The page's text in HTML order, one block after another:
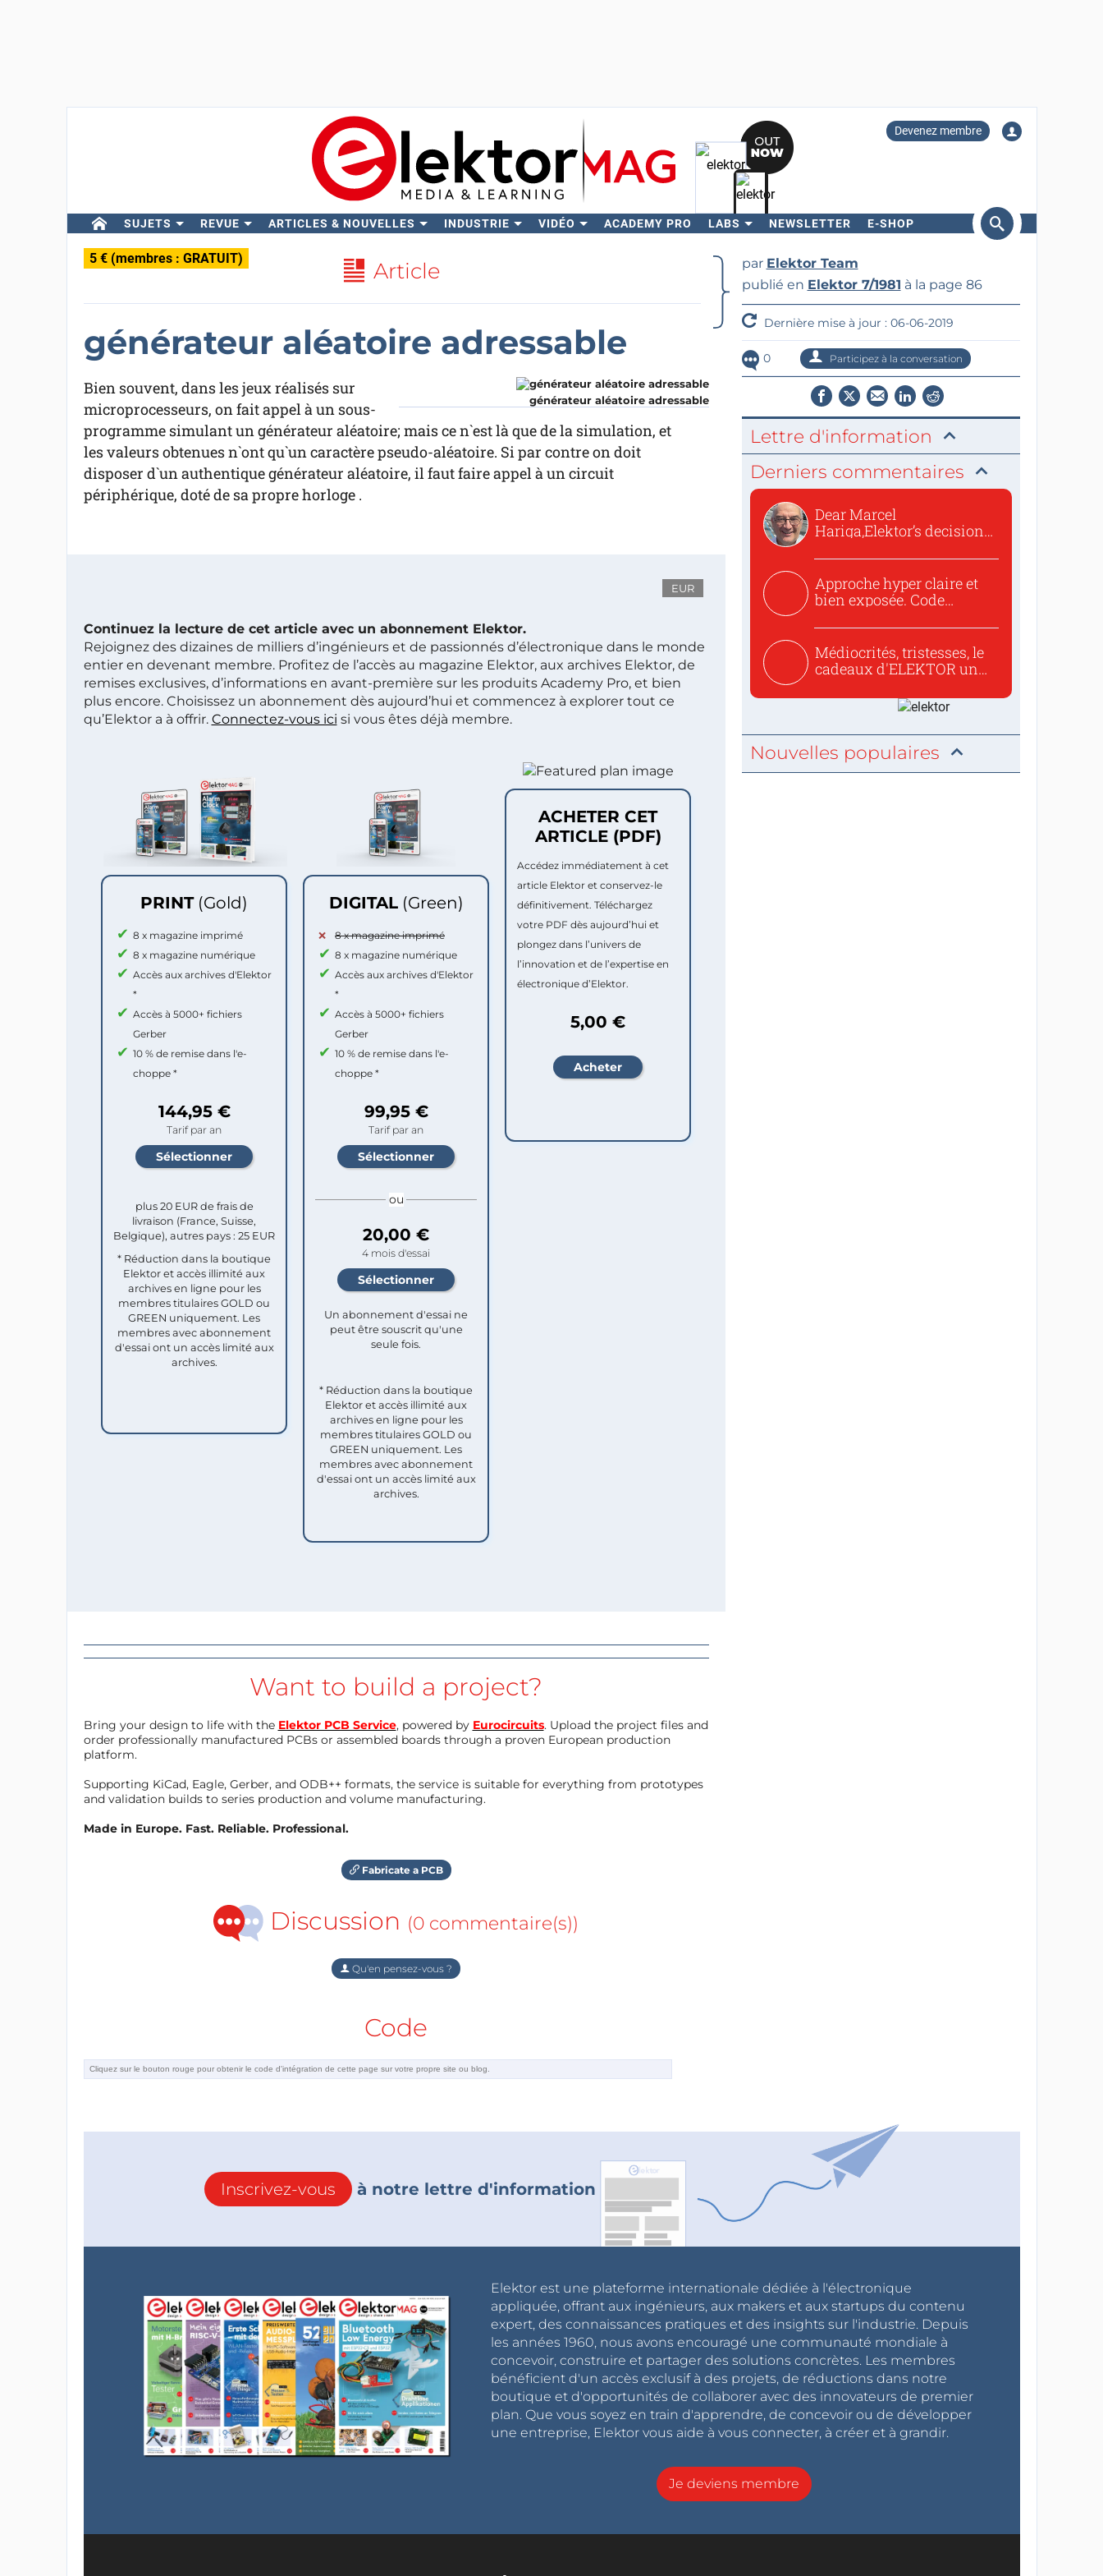
Devenez membre
SUJETS REVUE ARTICLES & NOUVELLES INDUSTRIE VIDÉO ACADEMY PRO LABS NEWSLETTER E-SHOP
Rechercher
5 € (membres : GRATUIT) Article
générateur aléatoire adressable
générateur aléatoire adressable
Bien souvent, dans les jeux réalisés sur
microprocesseurs, on fait appel à un sous-
programme simulant un générateur aléatoire; mais ce n`est là que de la simulation, et
les valeurs obtenues n`ont qu`un caractère pseudo-aléatoire. Si par contre on doit
disposer d`un authentique générateur aléatoire, il faut faire appel à un circuit
périphérique, doté de sa propre horloge .
EUR
Continuez la lecture de cet article avec un abonnement Elektor.
Rejoignez des dizaines de milliers d’ingénieurs et de passionnés d’électronique dans le monde
entier en devenant membre. Profitez de l’accès au magazine Elektor, aux archives Elektor, de
remises exclusives, d’informations en avant-première sur les produits Academy Pro, et bien
plus encore. Choisissez un abonnement dès aujourd’hui et commencez à explorer tout ce
qu’Elektor a à offrir. Connectez-vous ici si vous êtes déjà membre.
PRINT (Gold)
8 x magazine imprimé
8 x magazine numérique
Accès aux archives d'Elektor
*
Accès à 5000+ fichiers
Gerber
10 % de remise dans l'e-
choppe *
144,95 €
Tarif par an
plus 20 EUR de frais de
livraison (France, Suisse,
Belgique), autres pays : 25 EUR
* Réduction dans la boutique
Elektor et accès illimité aux
archives en ligne pour les
membres titulaires GOLD ou
GREEN uniquement. Les
membres avec abonnement
d'essai ont un accès limité aux
archives.
DIGITAL (Green)
8 x magazine imprimé
8 x magazine numérique
Accès aux archives d'Elektor
*
Accès à 5000+ fichiers
Gerber
10 % de remise dans l'e-
choppe *
99,95 €
Tarif par an
ou
20,00 €
4 mois d'essai
Un abonnement d'essai ne
peut être souscrit qu'une
seule fois.​
* Réduction dans la boutique
Elektor et accès illimité aux
archives en ligne pour les
membres titulaires GOLD ou
GREEN uniquement. Les
membres avec abonnement
d'essai ont un accès limité aux
archives.
ACHETER CET
ARTICLE (PDF)
Accédez immédiatement à cet
article Elektor et conservez-le
définitivement. Téléchargez
votre PDF dès aujourd’hui et
plongez dans l’univers de
l’innovation et de l’expertise en
électronique d’Elektor.
5,00 €
Want to build a project?
Bring your design to life with the Elektor PCB Service, powered by Eurocircuits. Upload the project files and
order professionally manufactured PCBs or assembled boards through a proven European production
platform.
Supporting KiCad, Eagle, Gerber, and ODB++ formats, the service is suitable for everything from prototypes
and validation builds to series production and volume manufacturing.
Made in Europe. Fast. Reliable. Professional.
Fabricate a PCB
Discussion (0 commentaire(s))
Qu'en pensez-vous ?
Code
par Elektor Team
publié en Elektor 7/1981 à la page 86
Dernière mise à jour : 06-06-2019
0 Participez à la conversation
Lettre d'information
Derniers commentaires
Dear Marcel
Hariga,Elektor’s decision
Approche hyper claire et
bien exposée. Code
Médiocrités, tristesses, le
cadeaux d'ELEKTOR un
Nouvelles populaires
Inscrivez-vous à notre lettre d'information
Elektor est une plateforme internationale dédiée à l'électronique
appliquée, offrant aux ingénieurs, aux makers et aux startups du contenu
expert, des connaissances pratiques et des insights sur l'industrie. Depuis
les années 1960, nous avons encouragé une communauté mondiale à
concevoir, construire et partager des solutions concrètes. Les membres
bénéficient d'un accès exclusif à des projets, de réductions dans notre
boutique et d'opportunités de collaborer avec des innovateurs de premier
plan. Que vous soyez en train d'apprendre, de concevoir ou de développer
une entreprise, Elektor vous aide à vous connecter, à créer et à grandir.
Je deviens membre